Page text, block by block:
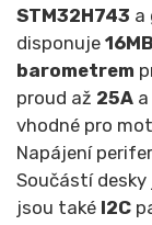
STM32H743 a
disponuje 16MB
barometrem
proud až 25A
vhodné pro
Napájení
Součástí desky
jsou také I2C